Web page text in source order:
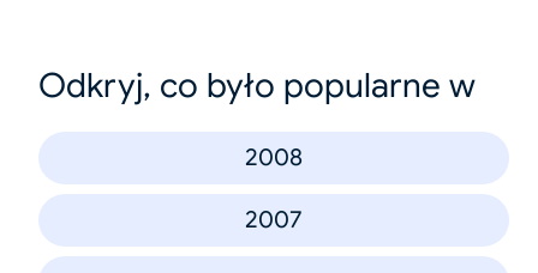
Odkryj, co było popularne w
2008
2007